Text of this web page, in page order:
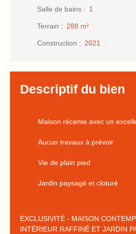
Salle de bains : 1
Terrain : 288 m²
Construction : 2021
Descriptif du bien
Maison récente avec un
Aucun travaux à prévoir
Vie de plain pied
Jardin paysagé et cloturé
EXCLUSIVITÉ - MAISON
INTÉRIEUR RAFFINÉ ET JARDIN